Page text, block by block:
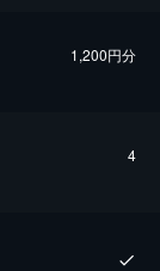
1,200円分
4